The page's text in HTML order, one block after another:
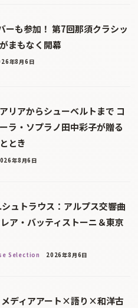
ーも参加！ 第7回那須クラシッ
まもなく開幕
年8月6日
リアからシューベルトまで コ
ラ・ソプラノ田中彩子が贈る
とき
年8月6日
シュトラウス：アルプス交響曲
ア・バッティストーニ＆東京
Selection 2026年8月6日
メディアアート×語り×和洋古